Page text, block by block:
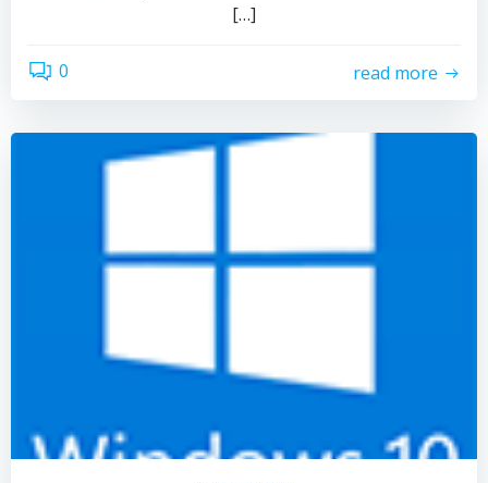
[…]
0 read more